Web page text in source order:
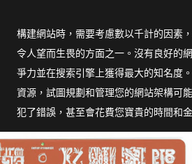
構建網站時，需要考慮數以千計的因素
令人望而生畏的方面之一。沒有良好的
爭力並在搜索引擎上獲得最大的知名度
資源，試圖規劃和管理您的網站架構可
犯了錯誤，甚至會花費您寶貴的時間和金